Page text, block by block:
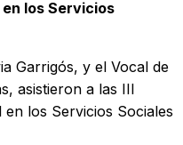
los Servicios
Garrigós, y el Vocal de
asistieron a las III
los Servicios Sociales